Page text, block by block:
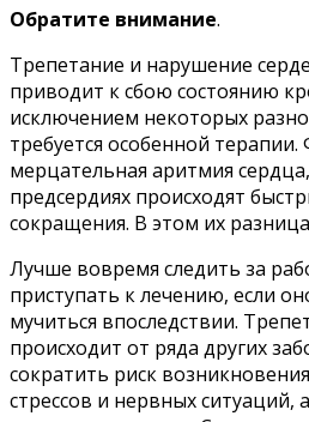
Обратите внимание.
Трепетание и нарушение
приводит к сбою состоянию
исключением некоторых
требуется особенной
мерцательная аритмия
предсердиях происходят
сокращения. В этом их
Лучше вовремя следить за
приступать к лечению, если
мучиться впоследствии.
происходит от ряда других
сократить риск
стрессов и нервных ситуаций,